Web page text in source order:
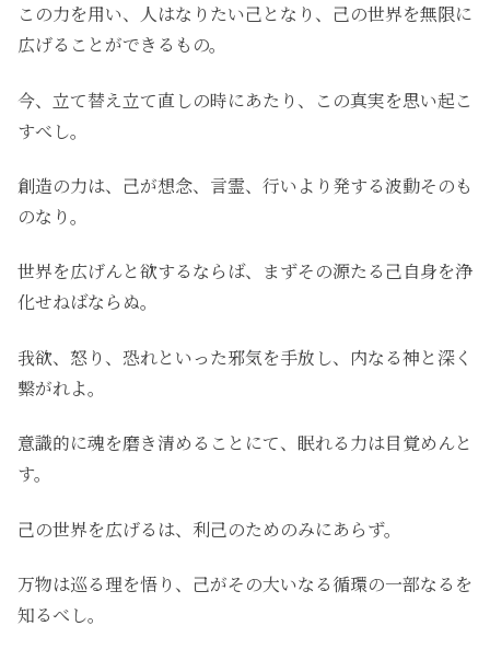
この力を用い、人はなりたい己となり、己の世界を無限に
広げることができるもの。
今、立て替え立て直しの時にあたり、この真実を思い起こ
すべし。
創造の力は、己が想念、言霊、行いより発する波動そのも
のなり。
世界を広げんと欲するならば、まずその源たる己自身を浄
化せねばならぬ。
我欲、怒り、恐れといった邪気を手放し、内なる神と深く
繋がれよ。
意識的に魂を磨き清めることにて、眠れる力は目覚めんと
す。
己の世界を広げるは、利己のためのみにあらず。
万物は巡る理を悟り、己がその大いなる循環の一部なるを
知るべし。